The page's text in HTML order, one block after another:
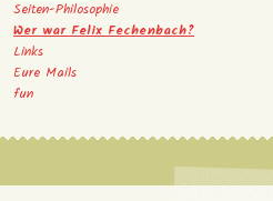
Seiten-Philosophie
Wer war Felix Fechenbach?
Links
Eure Mails
fun